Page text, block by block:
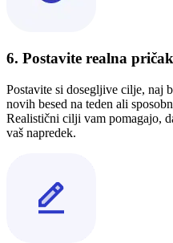
6. Postavite realna
Postavite si dosegljive cilje, naj
novih besed na teden ali
Realistični cilji vam pomagajo,
vaš napredek.